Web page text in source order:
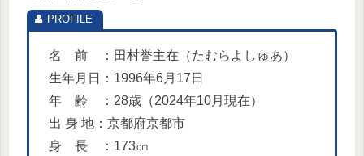
名 前 ：田村誉主在（たむらよしゅあ）
生年月日：1996年6月17日
年 齢 ：28歳（2024年10月現在）
出 身 地：京都府京都市
身 長 ：173㎝